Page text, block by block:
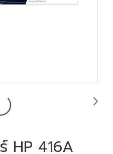
HP 416A